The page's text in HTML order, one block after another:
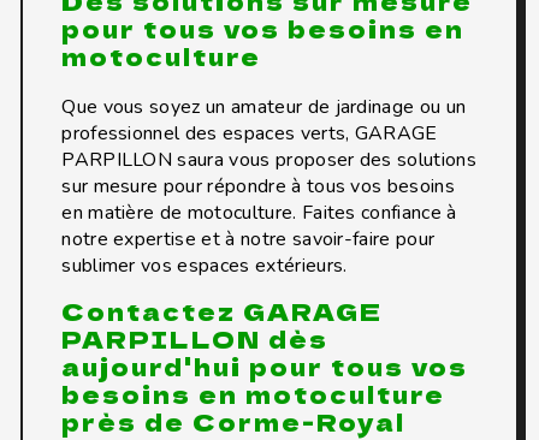
pour tous vos besoins en
motoculture
Que vous soyez un amateur de jardinage ou un
professionnel des espaces verts, GARAGE
PARPILLON saura vous proposer des solutions
sur mesure pour répondre à tous vos besoins
en matière de motoculture. Faites confiance à
notre expertise et à notre savoir-faire pour
sublimer vos espaces extérieurs.
Contactez GARAGE
PARPILLON dès
aujourd'hui pour tous vos
besoins en motoculture
près de Corme-Royal